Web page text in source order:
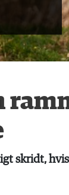
skridt,